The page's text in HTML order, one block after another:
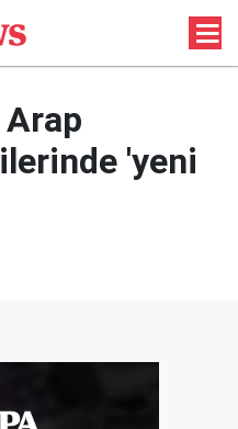
'yeni